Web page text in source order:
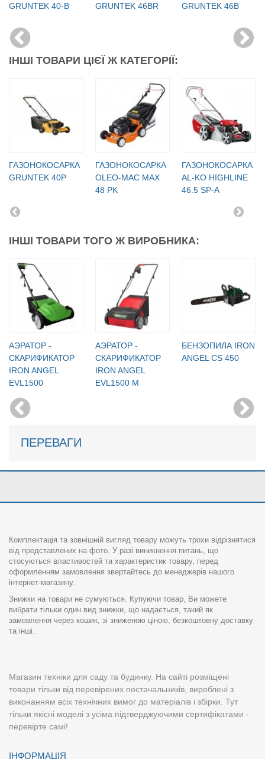
GRUNTEK 40-B
GRUNTEK 46BR
GRUNTEK 46B
ІНШІ ТОВАРИ ЦІЄЇ Ж КАТЕГОРІЇ:
ГАЗОНОКОСАРКА
GRUNTEK 40P
ГАЗОНОКОСАРКА
OLEO-MAC MAX
48 PK
ГАЗОНОКОСАРКА
AL-KO HIGHLINE
46.5 SP-A
ІНШІ ТОВАРИ ТОГО Ж ВИРОБНИКА:
АЭРАТОР -
СКАРИФИКАТОР
IRON ANGEL
EVL1500
АЭРАТОР -
СКАРИФИКАТОР
IRON ANGEL
EVL1500 M
БЕНЗОПИЛА IRON
ANGEL CS 450
ПЕРЕВАГИ
Комплектація та зовнішній вигляд товару можуть трохи відрізнятися
від представлених на фото. У разі виникнення питань, що
стосуються властивостей та характеристик товару, перед
оформленням замовлення звертайтесь до менеджерів нашого
інтернет-магазину.
Знижки на товари не сумуються. Купуючи товар, Ви можете
вибрати тільки один вид знижки, що надається, такий як
замовлення через кошик, зі зниженою ціною, безкоштовну доставку
та інші.
Магазин техніки для саду та будинку. На сайті розміщені
товари тільки від перевірених постачальників, вироблені з
виконанням всіх технічних вимог до матеріалів і збірки. Тут
тільки якісні моделі з усіма підтверджуючими сертифікатами -
перевірте самі!
ІНФОРМАЦІЯ